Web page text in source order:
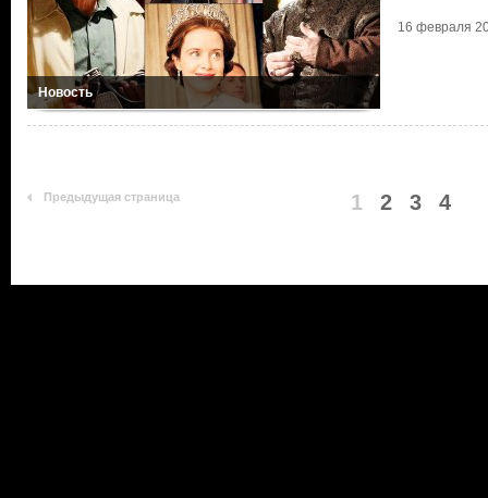
Новость
16 февраля
Предыдущая страница 1 2 3 4